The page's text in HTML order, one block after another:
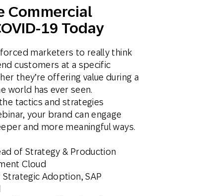
Commercial
19 Today
marketers to really think
customers at a specific
they’re offering value during a
world has ever seen.
tactics and strategies
your brand can engage
and more meaningful ways.
of Strategy & Production
Cloud
Strategic Adoption, SAP